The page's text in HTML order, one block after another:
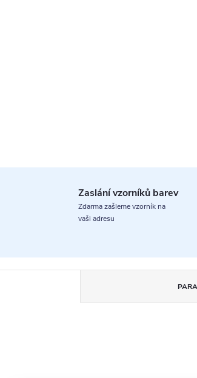
Zaslání vzorníků barev
Zdarma zašleme vzorník na
vaši adresu